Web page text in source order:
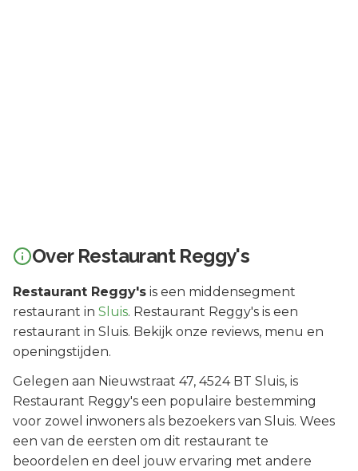
Over Restaurant Reggy's
Restaurant Reggy's is een middensegment
restaurant in Sluis. Restaurant Reggy's is een
restaurant in Sluis. Bekijk onze reviews, menu en
openingstijden.
Gelegen aan Nieuwstraat 47, 4524 BT Sluis, is
Restaurant Reggy's een populaire bestemming
voor zowel inwoners als bezoekers van Sluis. Wees
een van de eersten om dit restaurant te
beoordelen en deel jouw ervaring met andere